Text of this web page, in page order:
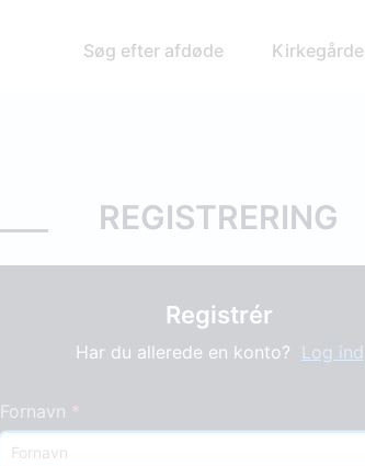
Søg efter afdøde Kirkegårde
REGISTRERING
Registrér
Har du allerede en konto? Log ind
Fornavn